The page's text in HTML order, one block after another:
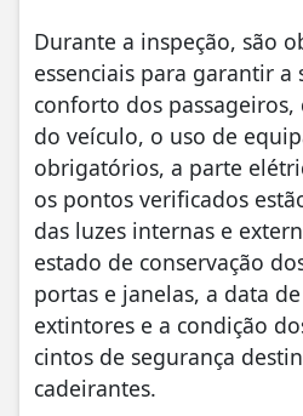
Durante a inspeção, são
essenciais para garantir a
conforto dos passageiros,
do veículo, o uso de
obrigatórios, a parte
os pontos verificados
das luzes internas e
estado de conservação
portas e janelas, a data
extintores e a condição
cintos de segurança
cadeirantes.